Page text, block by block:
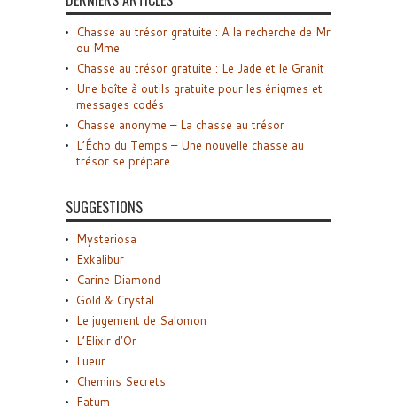
Chasse au trésor gratuite : A la recherche de Mr
ou Mme
Chasse au trésor gratuite : Le Jade et le Granit
Une boîte à outils gratuite pour les énigmes et
messages codés
Chasse anonyme – La chasse au trésor
L’Écho du Temps – Une nouvelle chasse au
trésor se prépare
SUGGESTIONS
Mysteriosa
Exkalibur
Carine Diamond
Gold & Crystal
Le jugement de Salomon
L’Elixir d’Or
Lueur
Chemins Secrets
Fatum